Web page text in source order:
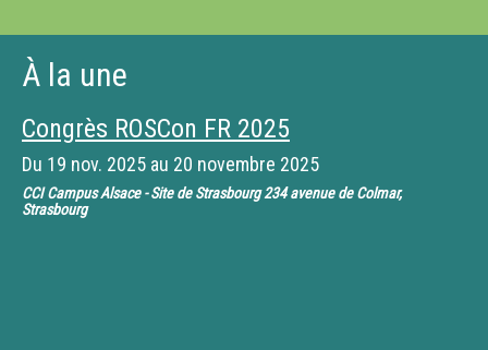
À la une
Congrès ROSCon FR 2025
Du 19 nov. 2025 au 20 novembre 2025
CCI Campus Alsace - Site de Strasbourg 234 avenue de Colmar,
Strasbourg